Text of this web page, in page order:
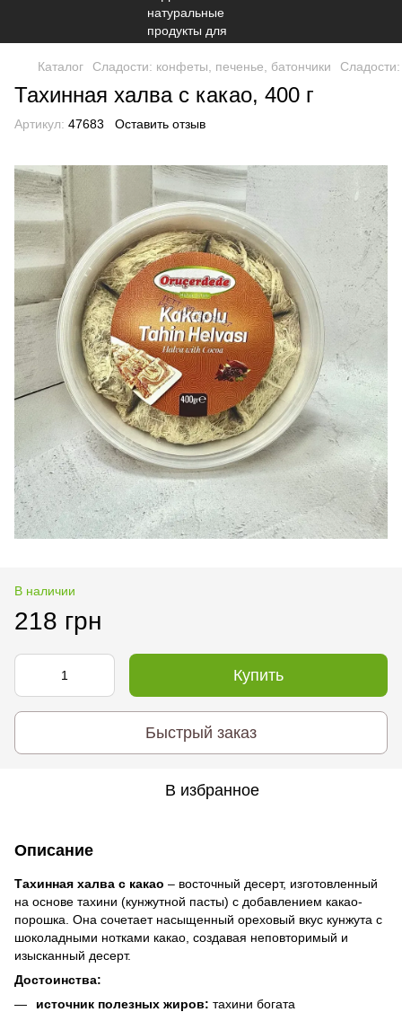
Каталог Сладости: конфеты, печенье, батончики
Тахинная халва с какао, 400 г
Артикул: 47683 Оставить отзыв
В наличии
218 грн
Купить
Быстрый заказ
В избранное
Описание
Тахинная халва с какао – восточный десерт, изготовленный
на основе тахини (кунжутной пасты) с добавлением какао-
порошка. Она сочетает насыщенный ореховый вкус кунжута с
шоколадными нотками какао, создавая неповторимый и
изысканный десерт.
Достоинства:
источник полезных жиров: тахини богата